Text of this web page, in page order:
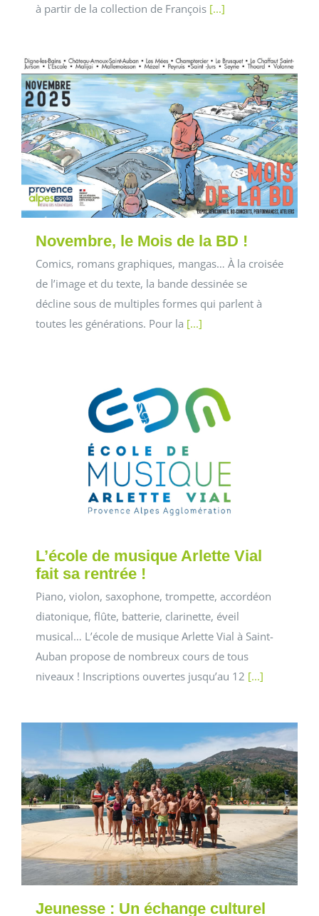
à partir de la collection de François [...]
Novembre, le Mois de la BD !
Comics, romans graphiques, mangas… À la croisée
de l’image et du texte, la bande dessinée se
décline sous de multiples formes qui parlent à
toutes les générations. Pour la [...]
L’école de musique Arlette Vial
fait sa rentrée !
Piano, violon, saxophone, trompette, accordéon
diatonique, flûte, batterie, clarinette, éveil
musical… L’école de musique Arlette Vial à Saint-
Auban propose de nombreux cours de tous
niveaux ! Inscriptions ouvertes jusqu’au 12 [...]
Jeunesse : Un échange culturel